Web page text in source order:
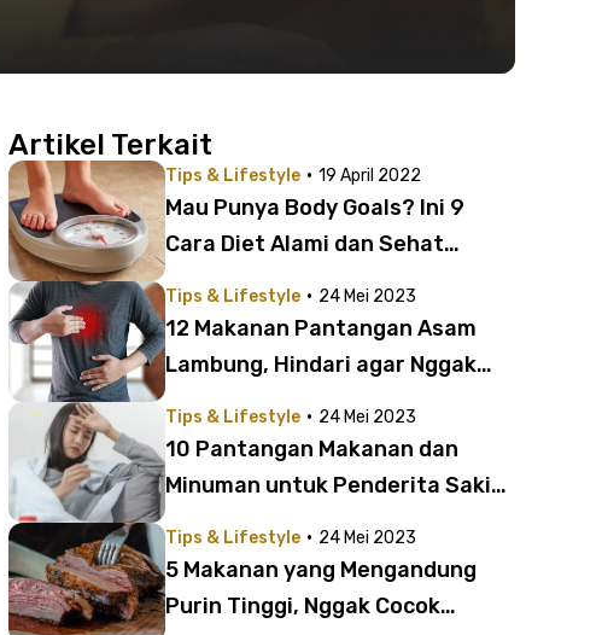
Artikel Terkait
Tips & Lifestyle · 19 April 2022
Mau Punya Body Goals? Ini 9
Cara Diet Alami dan Sehat
Tips & Lifestyle · 24 Mei 2023
12 Makanan Pantangan Asam
Lambung, Hindari agar Nggak
Tips & Lifestyle · 24 Mei 2023
10 Pantangan Makanan dan
Minuman untuk Penderita Sakit
Tips & Lifestyle · 24 Mei 2023
5 Makanan yang Mengandung
Purin Tinggi, Nggak Cocok